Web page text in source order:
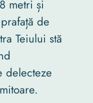
metri și
de
Teiului stă
delecteze